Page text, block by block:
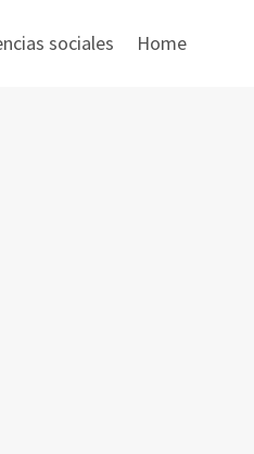
sociales Home